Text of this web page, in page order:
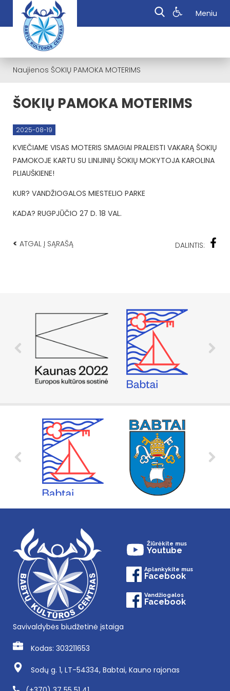
Meniu
Naujienos ŠOKIŲ PAMOKA MOTERIMS
ŠOKIŲ PAMOKA MOTERIMS
2025-08-19
KVIEČIAME VISAS MOTERIS SMAGIAI PRALEISTI VAKARĄ ŠOKIŲ
PAMOKOJE KARTU SU LINIJINIŲ ŠOKIŲ MOKYTOJA KAROLINA
PLIAUŠKIENE!
KUR? VANDŽIOGALOS MIESTELIO PARKE
KADA? RUGPJŪČIO 27 D. 18 VAL.
< ATGAL Į SĄRAŠĄ DALINTIS:
Žiūrėkite mus
Youtube
Aplankykite mus
Facebook
Vandžiogalos
Facebook
Savivaldybės biudžetinė įstaiga
Kodas: 303211653
Sodų g. 1, LT-54334, Babtai, Kauno rajonas